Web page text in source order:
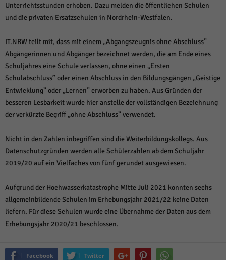
Unterrichtsstunden erhoben. Dazu melden die öffentlichen Schulen
und die privaten Ersatzschulen in Nordrhein-Westfalen.
IT.NRW teilt mit, dass mit einem „Abgangszeugnis ohne Abschluss”
Abgängerinnen und Abgänger bezeichnet werden, die am Ende eines
Schuljahres eine Schule verlassen, ohne einen „Ersten
Schulabschluss” oder einen Abschluss in den Bildungsgängen „Geistige
Entwicklung” oder „Lernen” erworben zu haben. Aus Gründen der
besseren Lesbarkeit wurde hier anstelle der vollständigen Bezeichnung
der verkürzte Begriff „ohne Abschluss” verwendet.
Nicht in den Zahlen inbegriffen sind die Weiterbildungskollegs. Aus
Datenschutzgründen werden alle Schülerzahlen ab dem Schuljahr
2019/20 auf ein Vielfaches von fünf gerundet ausgewiesen.
Aufgrund der Hochwasserkatastrophe Mitte Juli 2021 konnten sechs
allgemeinbildende Schulen im Erhebungsjahr 2021/22 keine Daten
liefern. Für diese Schulen wurde eine Übernahme der Daten aus dem
Erhebungsjahr 2020/21 beschlossen.
Facebook Twitter